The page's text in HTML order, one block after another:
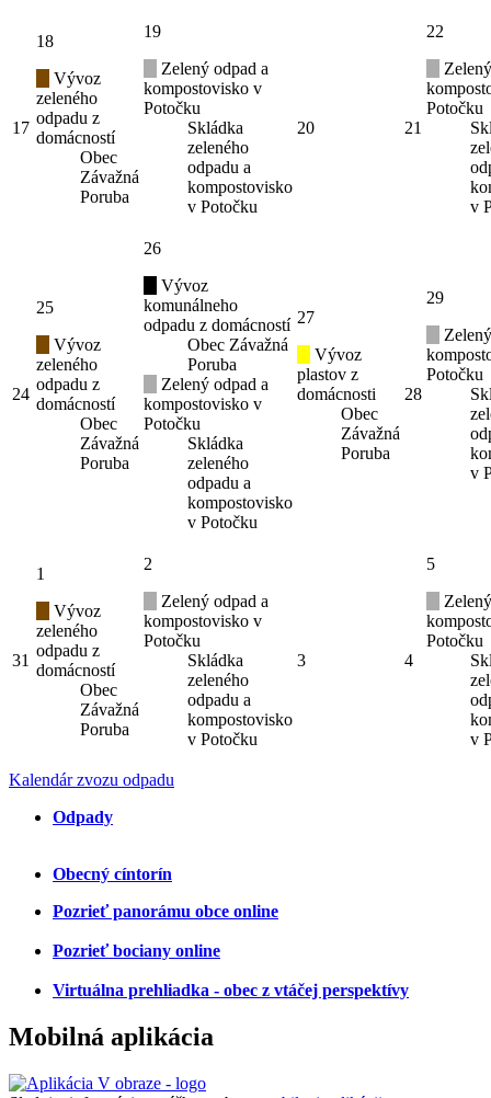
17
18
Vývoz
zeleného
odpadu z
domácností
Obec
Závažná
Poruba
19
Zelený odpad a
kompostovisko v
Potočku
Skládka
zeleného
odpadu a
kompostovisko
v Potočku
20 21
22
Potočku
v
24
25
Vývoz
zeleného
odpadu z
domácností
Obec
Závažná
Poruba
26
Vývoz
komunálneho
odpadu z domácností
Obec Závažná
Poruba
Zelený odpad a
kompostovisko v
Potočku
Skládka
zeleného
odpadu a
kompostovisko
v Potočku
27
Vývoz
plastov z
domácnosti
Obec
Závažná
Poruba
28
29
Potočku
v
31
1
Vývoz
zeleného
odpadu z
domácností
Obec
Závažná
Poruba
2
Zelený odpad a
kompostovisko v
Potočku
Skládka
zeleného
odpadu a
kompostovisko
v Potočku
3 4
5
Potočku
v
Kalendár zvozu odpadu
Odpady
Obecný cíntorín
Pozrieť panorámu obce online
Pozrieť bociany online
Virtuálna prehliadka - obec z vtáčej perspektívy
Mobilná aplikácia